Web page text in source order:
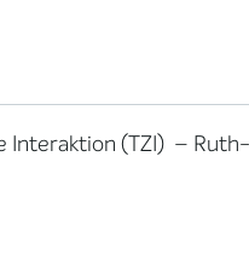
Interaktion (TZI) –